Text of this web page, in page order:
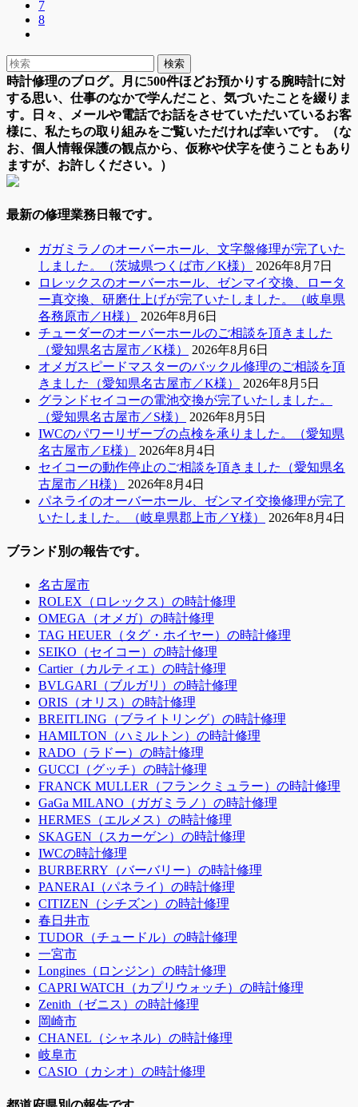
7
8
時計修理のブログ。月に500件ほどお預かりする腕時計に対
する思い、仕事のなかで学んだこと、気づいたことを綴りま
す。日々、メールや電話でお話をさせていただいているお客
様に、私たちの取り組みをご覧いただければ幸いです。（な
お、個人情報保護の観点から、仮称や伏字を使うこともあり
ますが、お許しください。）
最新の修理業務日報です。
ガガミラノのオーバーホール、文字盤修理が完了いた
しました。（茨城県つくば市／K様）
2026年8月7日
ロレックスのオーバーホール、ゼンマイ交換、ロータ
ー真交換、研磨仕上げが完了いたしました。（岐阜県
各務原市／H様）
2026年8月6日
チューダーのオーバーホールのご相談を頂きました
（愛知県名古屋市／K様）
2026年8月6日
オメガスピードマスターのバックル修理のご相談を頂
きました（愛知県名古屋市／K様）
2026年8月5日
グランドセイコーの電池交換が完了いたしました。
（愛知県名古屋市／S様）
2026年8月5日
IWCのパワーリザーブの点検を承りました。（愛知県
名古屋市／E様）
2026年8月4日
セイコーの動作停止のご相談を頂きました（愛知県名
古屋市／H様）
2026年8月4日
パネライのオーバーホール、ゼンマイ交換修理が完了
いたしました。（岐阜県郡上市／Y様）
2026年8月4日
ブランド別の報告です。
名古屋市
ROLEX（ロレックス）の時計修理
OMEGA（オメガ）の時計修理
TAG HEUER（タグ・ホイヤー）の時計修理
SEIKO（セイコー）の時計修理
Cartier（カルティエ）の時計修理
BVLGARI（ブルガリ）の時計修理
ORIS（オリス）の時計修理
BREITLING（ブライトリング）の時計修理
HAMILTON（ハミルトン）の時計修理
RADO（ラドー）の時計修理
GUCCI（グッチ）の時計修理
FRANCK MULLER（フランクミュラー）の時計修理
GaGa MILANO（ガガミラノ）の時計修理
HERMES（エルメス）の時計修理
SKAGEN（スカーゲン）の時計修理
IWCの時計修理
BURBERRY（バーバリー）の時計修理
PANERAI（パネライ）の時計修理
CITIZEN（シチズン）の時計修理
春日井市
TUDOR（チュードル）の時計修理
一宮市
Longines（ロンジン）の時計修理
CAPRI WATCH（カプリウォッチ）の時計修理
Zenith（ゼニス）の時計修理
岡崎市
CHANEL（シャネル）の時計修理
岐阜市
CASIO（カシオ）の時計修理